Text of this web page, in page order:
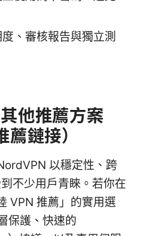
、審核報告與獨立測
他推薦方案
鏈接）
以穩定性、跨
不少用戶青睞。若你在
VPN 推薦」的實用選
保護、快速的